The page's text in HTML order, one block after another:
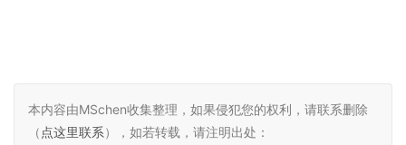
本内容由MSchen收集整理，如果侵犯您的权利，请联系删除
（ 点这里联系），如若转载，请注明出处：